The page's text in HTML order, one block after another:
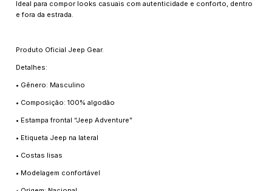
Ideal para compor looks casuais com autenticidade e conforto, dentro
e fora da estrada.
Produto Oficial Jeep Gear.
Detalhes:
• Gênero: Masculino
• Composição: 100% algodão
• Estampa frontal “Jeep Adventure”
• Etiqueta Jeep na lateral
• Costas lisas
• Modelagem confortável